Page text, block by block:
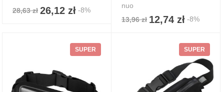
28,63 zł 26,12 zł -8%
nuo
13,96 zł 12,74 zł -8%
SUPER SUPER